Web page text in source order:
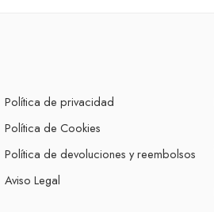
Política de privacidad
Política de Cookies
Política de devoluciones y reembolsos
Aviso Legal